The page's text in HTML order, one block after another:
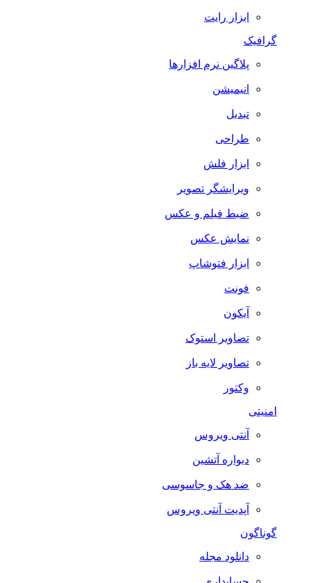
ابزار رایت
گرافیک
پلاگین نرم افزارها
انیمیشن
تبدیل
طراحی
ابزار فلش
ویرایشگر تصویر
ضبط فيلم و عكس
نمایش عکس
ابزار فتوشاپ
فونت
آیکون
تصاویر استوک
تصاویر لایه باز
وکتور
امنیتی
آنتی ویروس
دیواره آتشین
ضد هک و جاسوسی
آپدیت آنتی ویروس
گوناگون
دانلود مجله